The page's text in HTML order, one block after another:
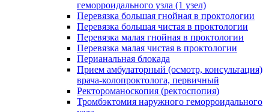
геморроидального узла (1 узел)
Перевязка большая гнойная в проктологии
Перевязка большая чистая в проктологии
Перевязка малая гнойная в проктологии
Перевязка малая чистая в проктологии
Перианальная блокада
Прием амбулаторный (осмотр, консультация)
врача-колопроктолога, первичный
Ректороманоскопия (ректоспопия)
Тромбэктомия наружного геморроидального